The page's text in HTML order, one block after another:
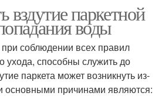
вздутие паркетной
воды
соблюдении всех правил
ухода, способны служить до
паркета может возникнуть из-
основными причинами являются: